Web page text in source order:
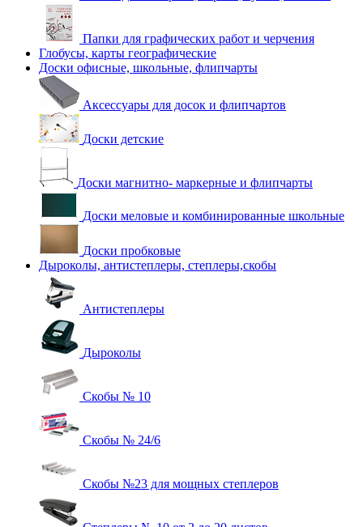
Папки для графических работ и черчения
Глобусы, карты географические
Доски офисные, школьные, флипчарты
Аксессуары для досок и флипчартов
Доски детские
Доски магнитно- маркерные и флипчарты
Доски меловые и комбинированные школьные
Доски пробковые
Дыроколы, антистеплеры, степлеры,скобы
Антистеплеры
Дыроколы
Скобы № 10
Скобы № 24/6
Скобы №23 для мощных степлеров